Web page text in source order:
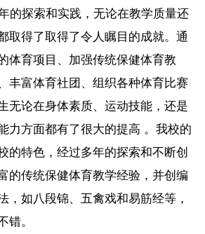
的探索和实践，无论在教学质量还
取得了取得了令人瞩目的成就。通
体育项目、加强传统保健体育教
丰富体育社团、组织各种体育比赛
无论在身体素质、运动技能，还是
力方面都有了很大的提高 。我校的
的特色，经过多年的探索和不断创
的传统保健体育教学经验，并创编
，如八段锦、五禽戏和易筋经等，
错。